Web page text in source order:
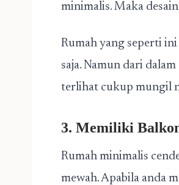
minimalis. Maka
Rumah yang seperti
saja. Namun dari
terlihat cukup mungil
3. Memiliki
Rumah minimalis
mewah. Apabila anda